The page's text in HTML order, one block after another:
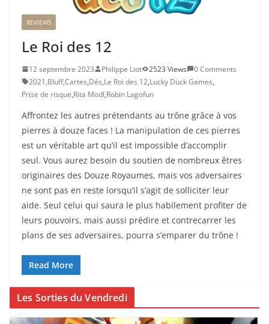
REVIEWS
Le Roi des 12
12 septembre 2023 Philippe Liot 2523 Views
0 Comments
2021,Bluff,Cartes,Dés,Le Roi des 12,Lucky Duck Games,
Prise de risque,Rita Modl,Robin Lagofun
Affrontez les autres prétendants au trône grâce à vos
pierres à douze faces ! La manipulation de ces pierres
est un véritable art qu’il est impossible d’accomplir
seul. Vous aurez besoin du soutien de nombreux êtres
originaires des Douze Royaumes, mais vos adversaires
ne sont pas en reste lorsqu‘il s‘agit de solliciter leur
aide. Seul celui qui saura le plus habilement profiter de
leurs pouvoirs, mais aussi prédire et contrecarrer les
plans de ses adversaires, pourra s’emparer du trône !
Read More
Les Sorties du Vendredi